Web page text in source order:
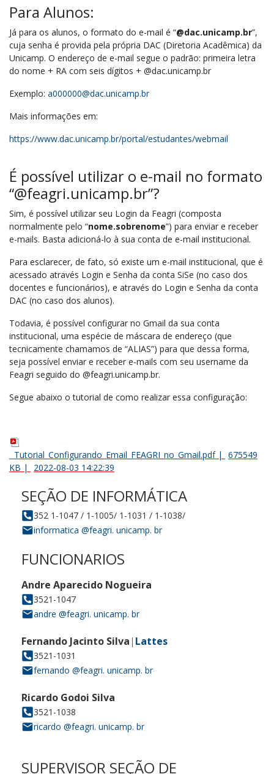
Para Alunos:
Já para os alunos, o formato do e-mail é “@dac.unicamp.br”,
cuja senha é provida pela própria DAC (Diretoria Acadêmica) da
Unicamp. O endereço de e-mail segue o padrão: primeira letra
do nome + RA com seis dígitos + @dac.unicamp.br
Exemplo: a000000@dac.unicamp.br
Mais informações em:
https://www.dac.unicamp.br/portal/estudantes/webmail
É possível utilizar o e-mail no formato
“@feagri.unicamp.br”?
Sim, é possível utilizar seu Login da Feagri (composta
normalmente pelo “nome.sobrenome”) para enviar e receber
e-mails. Basta adicioná-lo à sua conta de e-mail institucional.
Para esclarecer, de fato, só existe um e-mail institucional, que é
acessado através Login e Senha da conta SiSe (no caso dos
docentes e funcionários), e através do Login e Senha da conta
DAC (no caso dos alunos).
Todavia, é possível configurar no Gmail da sua conta
institucional, uma espécie de máscara de endereço (que
tecnicamente chamamos de “ALIAS”) para que dessa forma,
seja possível enviar e receber e-mails com seu username da
Feagri seguido do @feagri.unicamp.br.
Segue abaixo o tutorial de como realizar essa configuração:
Tutorial_Configurando_Email_FEAGRI_no_Gmail.pdf|
675549
KB | 2022-08-03 14:22:39